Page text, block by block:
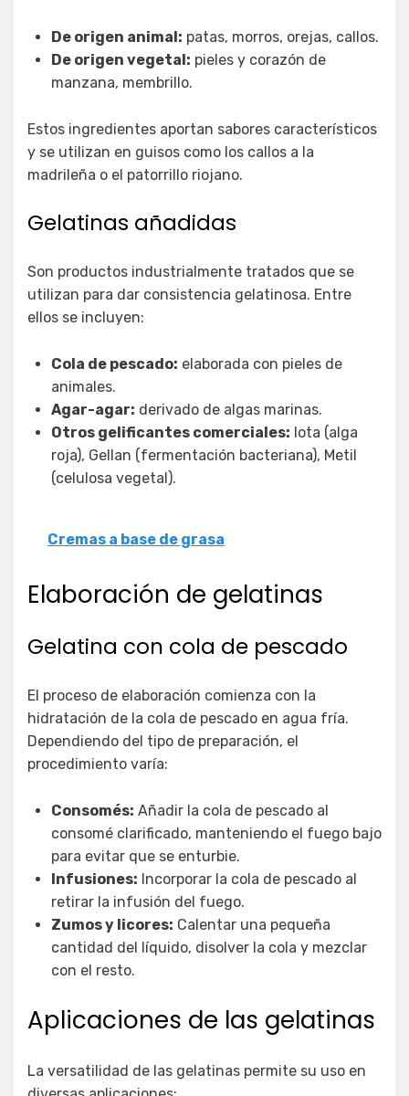
De origen animal: patas, morros, orejas, callos.
De origen vegetal: pieles y corazón de
manzana, membrillo.
Estos ingredientes aportan sabores característicos
y se utilizan en guisos como los callos a la
madrileña o el patorrillo riojano.
Gelatinas añadidas
Son productos industrialmente tratados que se
utilizan para dar consistencia gelatinosa. Entre
ellos se incluyen:
Cola de pescado: elaborada con pieles de
animales.
Agar-agar: derivado de algas marinas.
Otros gelificantes comerciales: Iota (alga
roja), Gellan (fermentación bacteriana), Metil
(celulosa vegetal).
Cremas a base de grasa
Elaboración de gelatinas
Gelatina con cola de pescado
El proceso de elaboración comienza con la
hidratación de la cola de pescado en agua fría.
Dependiendo del tipo de preparación, el
procedimiento varía:
Consomés: Añadir la cola de pescado al
consomé clarificado, manteniendo el fuego bajo
para evitar que se enturbie.
Infusiones: Incorporar la cola de pescado al
retirar la infusión del fuego.
Zumos y licores: Calentar una pequeña
cantidad del líquido, disolver la cola y mezclar
con el resto.
Aplicaciones de las gelatinas
La versatilidad de las gelatinas permite su uso en